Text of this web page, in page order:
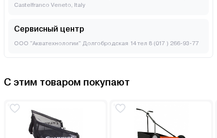
Castelfranco Veneto, Italy
Сервисный центр
ООО "Акватехнологии" Долгобродская 14 тел 8 (017 ) 266-93-77
С этим товаром покупают